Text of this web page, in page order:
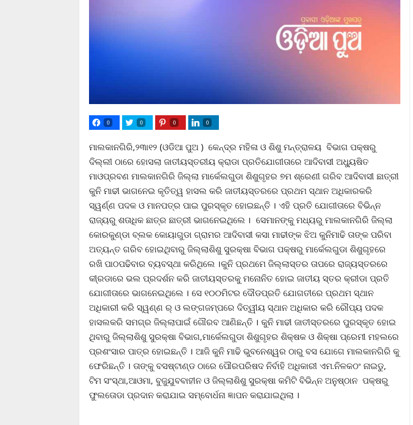
0 0 0 0
ମାଲକାନଗିରି,୨୩ା୧୨ (ଓଡିଆ ପୁଅ ) କେନ୍ଦ୍ର ମହିଳା ଓ ଶିଶୁ ମନ୍ତ୍ରାଳୟ ବିଭାଗ ପକ୍ଷରୁ
ଦିଲ୍ଲୀ ଠାରେ ହୋସଲା ଜାତୀୟସ୍ତରୀୟ କ୍ରାଡା ପ୍ରତିଯୋଗୀତାରେ ଆଦିବାସୀ ଅଧ୍ୟୁଷିତ
ମାଓପ୍ରବଣ ମାଲକାନଗିରି ଜିଲ୍ଲା ମାର୍କେଲଗୁଡା ଶିଶୁଗୃହର ୭ମ ଶ୍ରେଣୀ ଗରିବ ଆଦିବାସୀ ଛାତ୍ରୀ
କୁନି ମାଢୀ ଭାଗନେଇ କୃତିତ୍ୱ ହାସଲ କରି ଜାତୀୟସ୍ତରରେ ପ୍ରଥମ ସ୍ଥାନ ଅଧିକାରକରି
ସ୍ୱର୍ଣ୍ଣ ପଦକ ଓ ମାନପତ୍ର ପାଇ ପୁରସ୍କୃତ ହୋଇଛନ୍ତି । ଏହି ପ୍ରତି ଯୋଗୀତାରେ ବିଭିନ୍ନ
ରାଜ୍ୟରୁ ଶତାଧିକ ଛାତ୍ର ଛାତ୍ରୀ ଭାଗନେଇଥିଲେ । ସେମାନଙ୍କୁ ମଧ୍ୟରୁ ମାଲକାନଗିରି ଜିଲ୍ଲା
କୋରକୁଣ୍ଡା ବ୍ଲକ କୋୟାଗୁଡା ଗ୍ରାମର ଆଦିବାସୀ କସା ମାଢୀଙ୍କ ଝିଅ କୁନିମାଢି ତାଙ୍କ ପରିବା
ଅତ୍ୟନ୍ତ ଗରିବ ହୋଇଥିବାରୁ ଜିଲ୍ଲାଶିଶୁ ସୁରକ୍ଷା ବିଭାଗ ପକ୍ଷରୁ ମାର୍କେଲଗୁଡା ଶିଶୁଗୃହରେ
ରଖି ପାଠପଢିବାର ବ୍ୟବସ୍ଥା କରିଥିଲେ ।କୁନି ପ୍ରଥମେ ଜିଲ୍ଲାସ୍ତର ତାପରେ ରାଜ୍ୟସ୍ତରରେ
କୀ୍ରଡାରେ ଭଲ ପ୍ରଦର୍ଶନ କରି ଜାତୀୟସ୍ତରକୁ ମନୋନିତ ହୋଇ ଜାତୀୟ ସ୍ତର କ୍ରୀଡା ପ୍ରତି
ଯୋଗୀତାରେ ଭାଗନେଇଥିଲେ । ସେ ୧୦୦ମିଟର ଦୌଡପ୍ରତି ଯୋଗତୀରେ ପ୍ରଥମ ସ୍ଥାନ
ଅଧିକାରୀ କରି ସ୍ୱଣ୍ଣ ର୍ ଓ ଲଙ୍ଗଜମ୍ପରେ ଦିତ୍ୱୀୟ ସ୍ଥାନ ଅଧିକାର କରି ରୌପ୍ୟ ପଦକ
ହାସଲକରି ସମଗ୍ର ଜିଲ୍ଲାପାଇଁ ଗୌରବ ଆଣିଛନ୍ତି । କୁନି ମାଢୀ ଜାତୀସ୍ତରରେ ପୁରସ୍କୃତ ହୋଇ
ଥିବାରୁ ଜିଲ୍ଲାଶିଶୁ ସୁରକ୍ଷା ବିଭାଗ,ମାର୍କେଲଗୁଡା ଶିଶୁଗୃହର ଶିକ୍ଷକ ଓ ଶିକ୍ଷା ପ୍ରେମୀ ମହଲରେ
ପ୍ରଶଂସାର ପାତ୍ର ହୋଇଛନ୍ତି । ଆଜି କୁନି ମାଢି ଭୁବନେଶ୍ୱର ଠାରୁ ବସ ଯୋଗେ ମାଲକାନଗିରି କୁ
ଫେରିଛନ୍ତି । ତାଙ୍କୁ ବସଷ୍ଟାଣ୍ଡ ଠାରେ ପୌରପରିଷଦ ନିର୍ବାହି ଅଧିକାରୀ ଏମ.ନିଳକଠଂ ନାଇଡୁ,
ଟିମ ସଂସ୍ଥା,ଆଓମା, ବୁଜୁଯୁବବାହୀନ ଓ ଜିଲ୍ଲାଶିଶୁ ସୁରକ୍ଷା କମିଟି ବିଭିନ୍ନ ଅନୁଷ୍ଠାନ ପକ୍ଷରୁ
ଫୁଲତୋଡା ପ୍ରଦାନ କରାଯାଇ ସମ୍ବୋର୍ଧନା ଜ୍ଞାପନ କରାଯାଇଥିଲା ।